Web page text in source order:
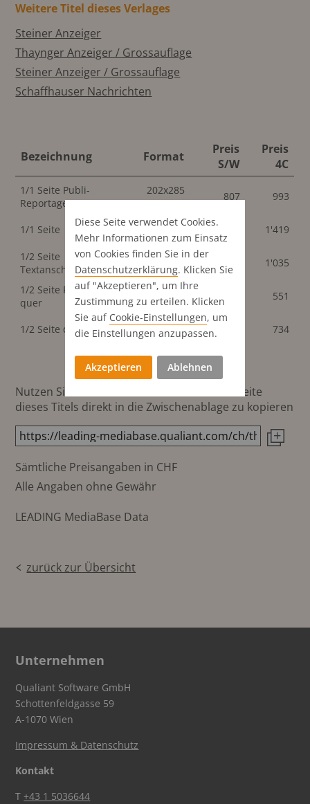
Weitere Titel dieses Verlages
Steiner Anzeiger
Thaynger Anzeiger / Grossauflage
Steiner Anzeiger / Grossauflage
Schaffhauser Nachrichten
Bezeichnung Format
Preis
S/W
Preis
4C
1/1 Seite Publi-
Reportage
202x285
mm
807 993
1/1 Seite
202x285
mm
1'153 1'419
1/2 Seite
Textanschl.quer
202x142
mm
842 1'035
1/2 Seite Publi-Rep.
quer
202x142
mm
551
1/2 Seite quer
202x142
mm
734
Nutzen Sie diesen Button um den Link zur Seite
dieses Titels direkt in die Zwischenablage zu kopieren
Sämtliche Preisangaben in CHF
Alle Angaben ohne Gewähr
LEADING MediaBase Data
zurück zur Übersicht
Unternehmen
Qualiant Software GmbH
Schottenfeldgasse 59
A-1070 Wien
Impressum & Datenschutz
Kontakt
T+43 1 5036644
Diese Seite verwendet Cookies.
Mehr Informationen zum Einsatz
von Cookies finden Sie in der
Datenschutz­erklärung. Klicken Sie
auf "Akzeptieren", um Ihre
Zustimmung zu erteilen. Klicken
Sie auf Cookie-Einstellungen, um
die Einstellungen anzupassen.
Akzeptieren Ablehnen